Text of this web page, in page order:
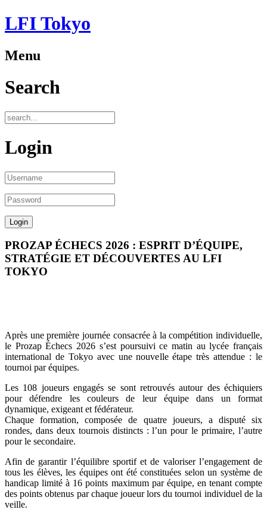
LFI Tokyo
Menu
Search
Login
PROZAP ÉCHECS 2026 : ESPRIT D’ÉQUIPE,
STRATÉGIE ET DÉCOUVERTES AU LFI
TOKYO
Après une première journée consacrée à la compétition individuelle,
le Prozap Échecs 2026 s’est poursuivi ce matin au lycée français
international de Tokyo avec une nouvelle étape très attendue : le
tournoi par équipes.
Les 108 joueurs engagés se sont retrouvés autour des échiquiers
pour défendre les couleurs de leur équipe dans un format
dynamique, exigeant et fédérateur.
Chaque formation, composée de quatre joueurs, a disputé six
rondes, dans deux tournois distincts : l’un pour le primaire, l’autre
pour le secondaire.
Afin de garantir l’équilibre sportif et de valoriser l’engagement de
tous les élèves, les équipes ont été constituées selon un système de
handicap limité à 16 points maximum par équipe, en tenant compte
des points obtenus par chaque joueur lors du tournoi individuel de la
veille.